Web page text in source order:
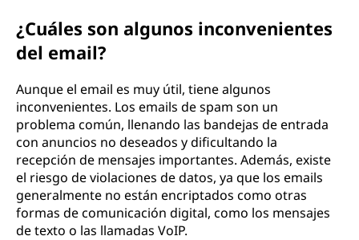
¿Cuáles son algunos inconvenientes
del email?
Aunque el email es muy útil, tiene algunos
inconvenientes. Los emails de spam son un
problema común, llenando las bandejas de entrada
con anuncios no deseados y dificultando la
recepción de mensajes importantes. Además, existe
el riesgo de violaciones de datos, ya que los emails
generalmente no están encriptados como otras
formas de comunicación digital, como los mensajes
de texto o las llamadas VoIP.